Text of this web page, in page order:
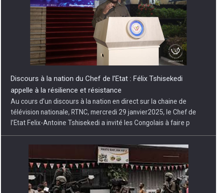
Discours à la nation du Chef de l’Etat : Félix Tshisekedi
appelle à la résilience et résistance
Au cours d’un discours à la nation en direct sur la chaine de
télévision nationale, RTNC, mercredi 29 janvier2025, le Chef de
l’Etat Felix-Antoine Tshisekedi a invité les Congolais à faire p